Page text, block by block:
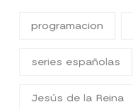
programacion
series españolas
Jesús de la Reina